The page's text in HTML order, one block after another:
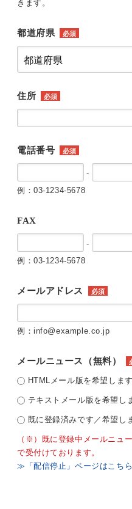
きます。
都道府県 必須
住所 必須
電話番号 必須
-
例：03-1234-5678
FAX
-
例：03-1234-5678
メールアドレス 必須
例：info@example.co.jp
メールニュース（無料）
HTMLメール版を希望します
テキストメール版を希望し
既に登録済みです／希望し
（※）既に登録中メールニュ
で受付けております。
≫「配信停止」ページはこちら